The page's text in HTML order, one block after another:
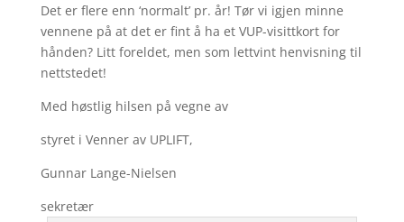
Det er flere enn ‘normalt’ pr. år! Tør vi igjen minne
vennene på at det er fint å ha et VUP-visittkort for
hånden? Litt foreldet, men som lettvint henvisning til
nettstedet!
Med høstlig hilsen på vegne av
styret i Venner av UPLIFT,
Gunnar Lange-Nielsen
sekretær